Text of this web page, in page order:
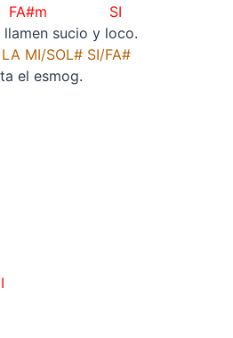
SI
sucio y loco.
LA MI/SOL# SI/FA#
el esmog.